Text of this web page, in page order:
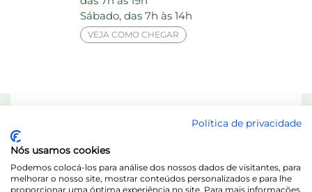
Sábado, das 7h às 14h
VEJA COMO CHEGAR
Responsável Técnico: Dra. Maria das Graças Elias de Assis - CRF 8713-SP
Laboratório Behring de Análises Clínicas Ltda.
Política de privacidade
Nós usamos cookies
Podemos colocá-los para análise dos nossos dados de visitantes, para
melhorar o nosso site, mostrar conteúdos personalizados e para lhe
proporcionar uma óptima experiência no site. Para mais informações